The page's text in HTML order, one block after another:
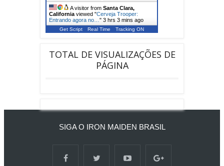
A visitor from Santa Clara,
California viewed "Cerveja Trooper:
Entrando agora no… " 3 hrs 3 mins ago
Get Script Real Time Tracking ON
TOTAL DE VISUALIZAÇÕES DE
PÁGINA
SIGA O IRON MAIDEN BRASIL